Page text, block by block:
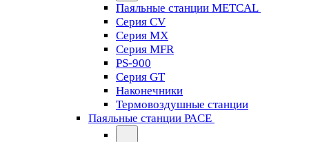
Паяльные станции METCAL
Серия CV
Серия MX
Серия MFR
PS-900
Серия GT
Наконечники
Термовоздушные станции
Паяльные станции PACE